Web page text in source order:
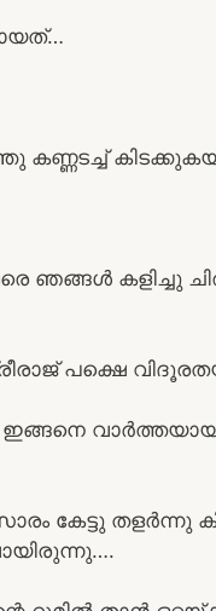
കണ്ണടച്ച്
ഞങ്ങൾ കളിച്ചു
പക്ഷെ
കേട്ടു തളർന്നു